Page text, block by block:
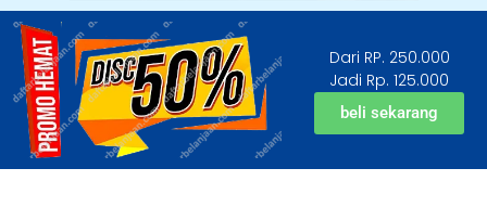
Dari RP. 250.000
Jadi Rp. 125.000
beli sekarang